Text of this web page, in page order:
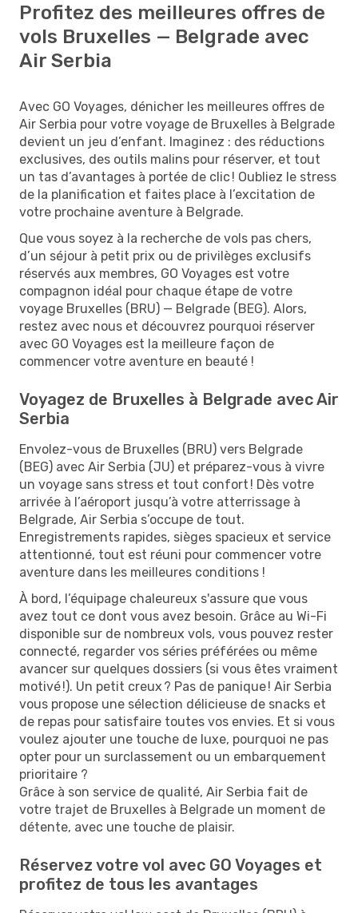
Profitez des meilleures offres de
vols Bruxelles — Belgrade avec
Air Serbia
Avec GO Voyages, dénicher les meilleures offres de
Air Serbia pour votre voyage de Bruxelles à Belgrade
devient un jeu d’enfant. Imaginez : des réductions
exclusives, des outils malins pour réserver, et tout
un tas d’avantages à portée de clic ! Oubliez le stress
de la planification et faites place à l’excitation de
votre prochaine aventure à Belgrade.
Que vous soyez à la recherche de vols pas chers,
d’un séjour à petit prix ou de privilèges exclusifs
réservés aux membres, GO Voyages est votre
compagnon idéal pour chaque étape de votre
voyage Bruxelles (BRU) — Belgrade (BEG). Alors,
restez avec nous et découvrez pourquoi réserver
avec GO Voyages est la meilleure façon de
commencer votre aventure en beauté !
Voyagez de Bruxelles à Belgrade avec Air
Serbia
Envolez-vous de Bruxelles (BRU) vers Belgrade
(BEG) avec Air Serbia (JU) et préparez-vous à vivre
un voyage sans stress et tout confort ! Dès votre
arrivée à l’aéroport jusqu’à votre atterrissage à
Belgrade, Air Serbia s’occupe de tout.
Enregistrements rapides, sièges spacieux et service
attentionné, tout est réuni pour commencer votre
aventure dans les meilleures conditions !
À bord, l’équipage chaleureux s'assure que vous
avez tout ce dont vous avez besoin. Grâce au Wi-Fi
disponible sur de nombreux vols, vous pouvez rester
connecté, regarder vos séries préférées ou même
avancer sur quelques dossiers (si vous êtes vraiment
motivé !). Un petit creux ? Pas de panique ! Air Serbia
vous propose une sélection délicieuse de snacks et
de repas pour satisfaire toutes vos envies. Et si vous
voulez ajouter une touche de luxe, pourquoi ne pas
opter pour un surclassement ou un embarquement
prioritaire ?
Grâce à son service de qualité, Air Serbia fait de
votre trajet de Bruxelles à Belgrade un moment de
détente, avec une touche de plaisir.
Réservez votre vol avec GO Voyages et
profitez de tous les avantages